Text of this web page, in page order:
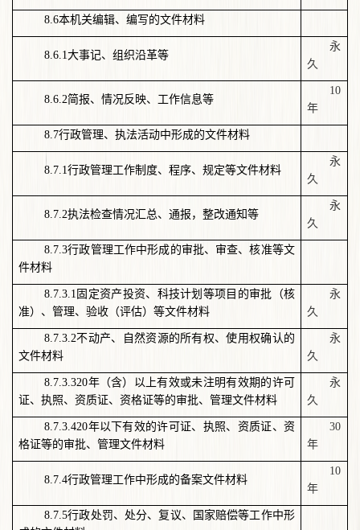
8.6本机关编辑、编写的文件材料
8.6.1大事记、组织沿革等
永
久
8.6.2简报、情况反映、工作信息等
10
年
8.7行政管理、执法活动中形成的文件材料
8.7.1行政管理工作制度、程序、规定等文件材料
永
久
8.7.2执法检查情况汇总、通报，整改通知等
永
久
8.7.3行政管理工作中形成的审批、审查、核准等文
件材料
8.7.3.1 固定资产投资、科技计划等项目的审批（核
准）、管理、验收（评估）等文件材料
永
久
8.7.3.2不动产、自然资源的所有权、使用权确认的
文件材料
永
久
8.7.3.320年（含）以上有效或未注明有效期的许可
证、执照、资质证、资格证等的审批、管理文件材料
永
久
8.7.3.420年以下有效的许可证、执照、资质证、资
格证等的审批、管理文件材料
30
年
8.7.4行政管理工作中形成的备案文件材料
10
年
8.7.5行政处罚、处分、复议、国家赔偿等工作中形